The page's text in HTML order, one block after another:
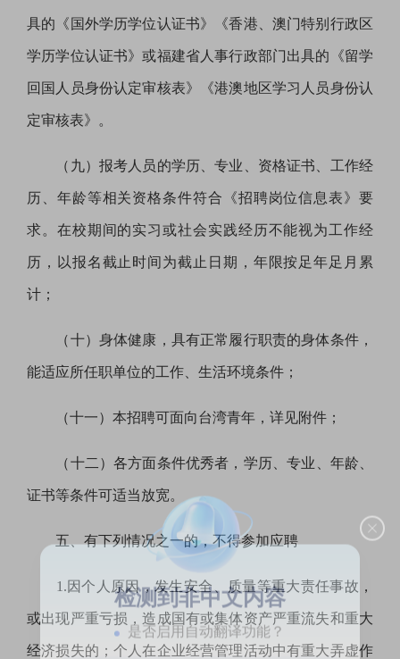
具的《国外学历学位认证书》《香港、澳门特别行政区
学历学位认证书》或福建省人事行政部门出具的《留学
回国人员身份认定审核表》《港澳地区学习人员身份认
定审核表》。
（九）报考人员的学历、专业、资格证书、工作经
历、年龄等相关资格条件符合《招聘岗位信息表》要
求。在校期间的实习或社会实践经历不能视为工作经
历，以报名截止时间 为截止日期，年限按足年足月累
计；
（十）身体健康，具有正常履行职责的身体条件，
能适应所任职单位的工作、生活环境条件；
（十一） 本招聘可面向台湾青年 ， 详见附件 ；
（十二 ）各方面条件优秀者， 学历 、专业、 年龄、
证书等条件可适当放宽。
五、有下列情况之一的，不得参加应聘
1.因个人原因，发生安全、质量等重大责任事故，
或出现严重亏损，造成国有或集体资产严重流失和重大
经济损失的；个人在企业经营管理活动中有重大弄虚作
检测到非中文内容
是否启用自动翻译功能？